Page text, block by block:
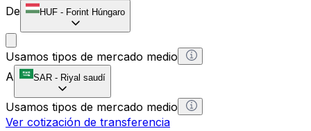
De
HUF - Forint Húngaro
Usamos tipos de mercado medio
A
SAR - Riyal saudí
Usamos tipos de mercado medio
Ver cotización de transferencia